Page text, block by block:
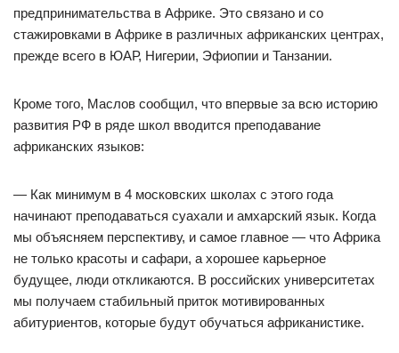
предпринимательства в Африке. Это связано и со
стажировками в Африке в различных африканских центрах,
прежде всего в ЮАР, Нигерии, Эфиопии и Танзании.
Кроме того, Маслов сообщил, что впервые за всю историю
развития РФ в ряде школ вводится преподавание
африканских языков:
— Как минимум в 4 московских школах с этого года
начинают преподаваться суахали и амхарский язык. Когда
мы объясняем перспективу, и самое главное — что Африка
не только красоты и сафари, а хорошее карьерное
будущее, люди откликаются. В российских университетах
мы получаем стабильный приток мотивированных
абитуриентов, которые будут обучаться африканистике.